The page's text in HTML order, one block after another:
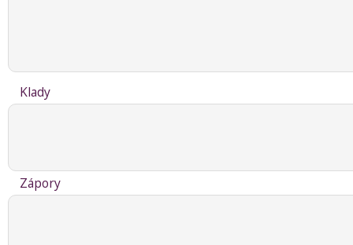
Klady
Zápory